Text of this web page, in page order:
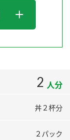
2 人分
丼２杯分
２パック